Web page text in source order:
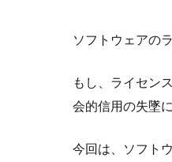
ソフトウェアの
もし、ライセン
会的信用の失墜
今回は、ソフト